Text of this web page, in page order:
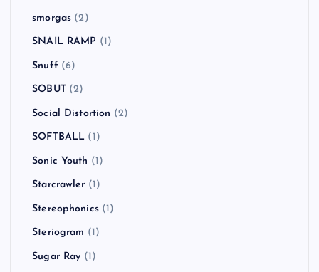
smorgas (2)
SNAIL RAMP (1)
Snuff (6)
SOBUT(2)
Social Distortion (2)
SOFTBALL (1)
Sonic Youth (1)
Starcrawler (1)
Stereophonics(1)
Steriogram (1)
Sugar Ray (1)